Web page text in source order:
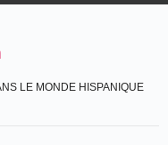
LE MONDE HISPANIQUE